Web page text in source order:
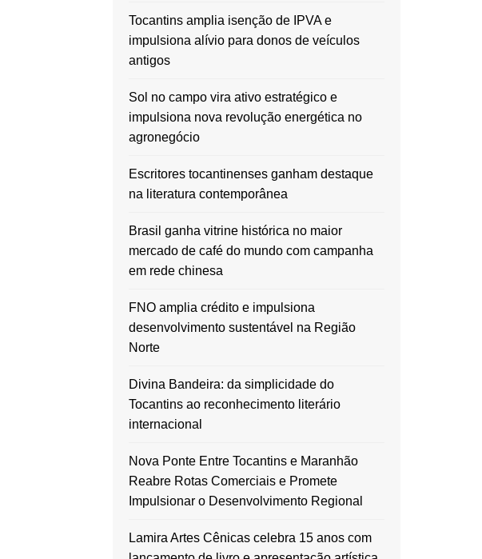
Tocantins amplia isenção de IPVA e
impulsiona alívio para donos de veículos
antigos
Sol no campo vira ativo estratégico e
impulsiona nova revolução energética no
agronegócio
Escritores tocantinenses ganham destaque
na literatura contemporânea
Brasil ganha vitrine histórica no maior
mercado de café do mundo com campanha
em rede chinesa
FNO amplia crédito e impulsiona
desenvolvimento sustentável na Região
Norte
Divina Bandeira: da simplicidade do
Tocantins ao reconhecimento literário
internacional
Nova Ponte Entre Tocantins e Maranhão
Reabre Rotas Comerciais e Promete
Impulsionar o Desenvolvimento Regional
Lamira Artes Cênicas celebra 15 anos com